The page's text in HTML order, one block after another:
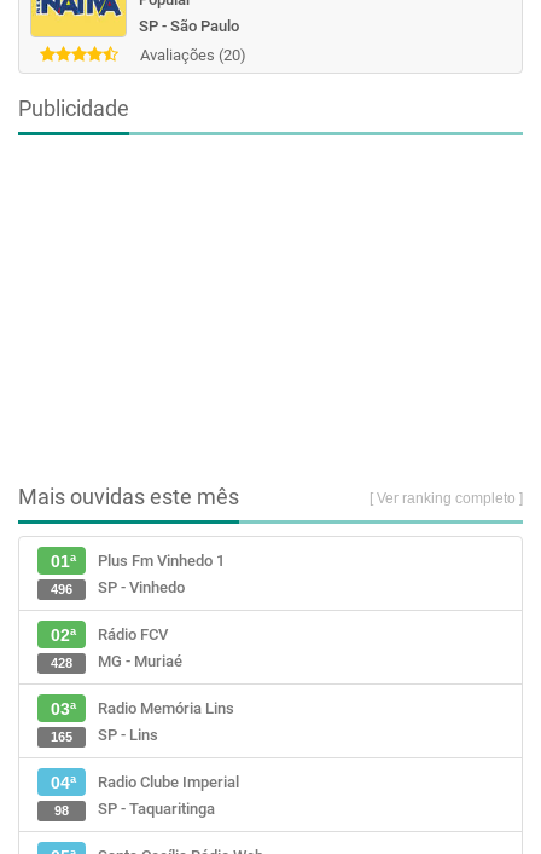
SP - São Paulo
Avaliações (20)
Publicidade
Mais ouvidas este mês [ Ver ranking completo ]
01ª
Plus Fm Vinhedo 1
SP - Vinhedo
496
02ª
Rádio FCV
MG - Muriaé
428
03ª
Radio Memória Lins
SP - Lins
165
04ª
Radio Clube Imperial
SP - Taquaritinga
98